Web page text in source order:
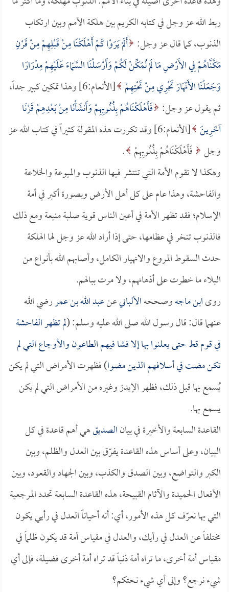
ربط الله عز وجل في كتابه الكريم بين هلكة الأمم وبين ارتكاب
الذنوب، كما قال عز وجل: أَلَمْ يَرَوْا كَمْ أَهْلَكْنَا مِنْ قَبْلِهِمْ مِنْ قَرْنٍ
مَكَّنَّاهُمْ فِي الأَرْضِ مَا لَمْ نُمَكِّنْ لَكُمْ وَأَرْسَلْنَا السَّمَاءَ عَلَيْهِمْ مِدْرَارًا
وَجَعَلْنَا الأَنْهَارَ تَجْرِي مِنْ تَحْتِهِمْ
[الأنعام:6] وهذا تمكين كبير جداً،
ثم يقول عز وجل: فَأَهْلَكْنَاهُمْ بِذُنُوبِهِمْ وَأَنشَأْنَا مِنْ بَعْدِهِمْ قَرْنًا
آخَرِينَ
[الأنعام:6] وقد تكررت هذه المقولة كثيراً في كتاب الله عز
وجل
فَأَهْلَكْنَاهُمْ بِذُنُوبِهِمْ .
وهكذا لا تقوم الأمة التي تنتشر فيها الذنوب والميوعة والخلاعة
والفاحشة، وهذا عام على كل أهل الأرض وبصورة أكبر في أمة
الإسلام؛ فقد تظهر الأمة في أعين الناس قوية صلبة منيعة ومع ذلك
فالذنوب تنخر في عظامها، حتى إذا أراد الله عز وجل لها الهلكة
حدث السقوط المروع والانهيار الكامل، وأصابهم الله بأنواع من
البلاء ما خطرت على أذهانهم، ولا مرت ببالهم.
روىابن ماجهوصححهالألبانيعنعبد الله بن عمررضي الله
عنهما قال: قال رسول الله صلى الله عليه وسلم: (لم تظهر الفاحشة
في قوم قط حتى يعلنوا بها إلا فشا فيهم الطاعون والأوجاع التي لم
تكن مضت في أسلافهم الذين مضوا) فظهرت الأمراض التي لم يكن
يُسمع بها قبل ذلك، فظهر الإيدز وغيره من الأمراض التي لم يكن
يسمع بها.
القاعدة السابعة والأخيرة في بيانالصديقهي أهم قاعدة في كل
البيان، وعلى أساس هذه القاعدة يفرّق بين العدل والظلم، وبين
الكبر والتواضع، وبين الصدق والكذب، وبين الجهاد والقعود، وبين
الأفعال الحميدة والآثام القبيحة، هذه القاعدة السابعة تحدد المرجعية
التي بها نعرّف كل هذه الأمور، أي: أنه أحياناً العدل في رأيي يكون
مختلفاً عن العدل في رأيك، والعدل في مقياس أمة قد يكون ظلماً في
مقياس أمة أخرى، ما تراه أمة ذنباً قد تراه أمة أخرى فضيلة، فإلى أي
شيء نرجع؟ وإلى أي شيء نحتكم؟